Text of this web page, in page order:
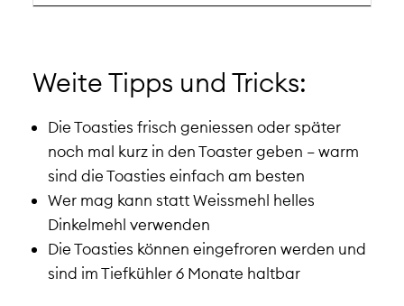
Weite Tipps und Tricks:
Die Toasties frisch geniessen oder später
noch mal kurz in den Toaster geben – warm
sind die Toasties einfach am besten
Wer mag kann statt Weissmehl helles
Dinkelmehl verwenden
Die Toasties können eingefroren werden und
sind im Tiefkühler 6 Monate haltbar